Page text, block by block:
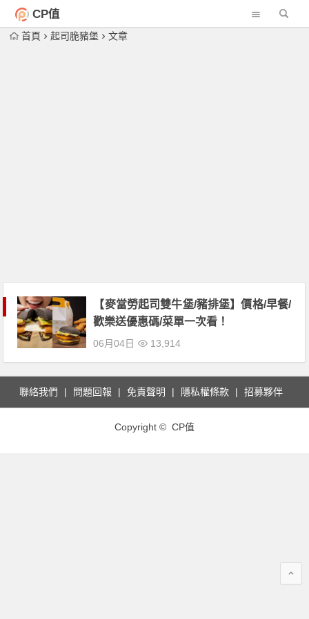
CP值
首頁 起司脆豬堡 文章
【麥當勞起司雙牛堡/豬排堡】價格/早餐/
歡樂送優惠碼/菜單一次看！
06月04日 13,914
聯絡我們 問題回報 免責聲明 隱私權條款 招募夥伴
Copyright © CP值